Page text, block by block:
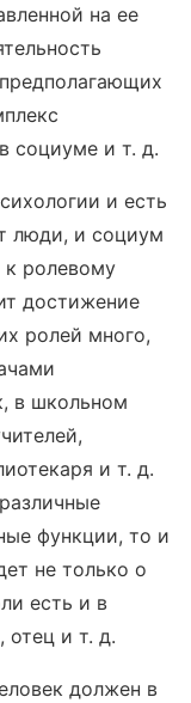
на ее
социуме и т. д.
и есть
люди, и социум
к ролевому
достижение
ролей много,
в школьном
и т. д.
функции, то и
не только о
есть и в
и т. д.
должен в